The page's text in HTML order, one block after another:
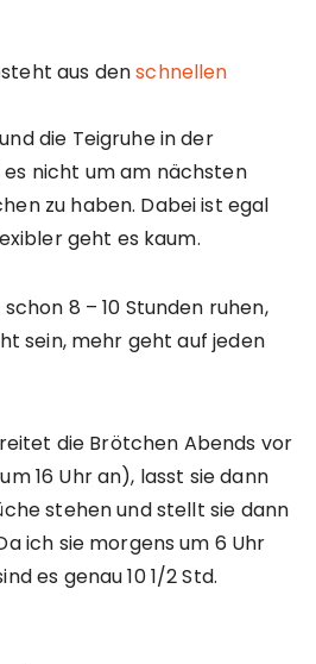
aus denschnellen
die Teigruhe in der
nicht um am nächsten
zu haben. Dabei ist egal
geht es kaum.
8 – 10 Stunden ruhen,
sein, mehr geht auf jeden
die Brötchen Abends vor
16 Uhr an), lasst sie dann
stehen und stellt sie dann
ich sie morgens um 6 Uhr
es genau 10 1/2 Std.